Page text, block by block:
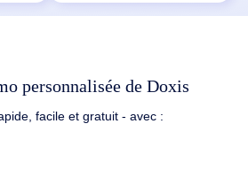
personnalisée de Doxis
facile et gratuit - avec :